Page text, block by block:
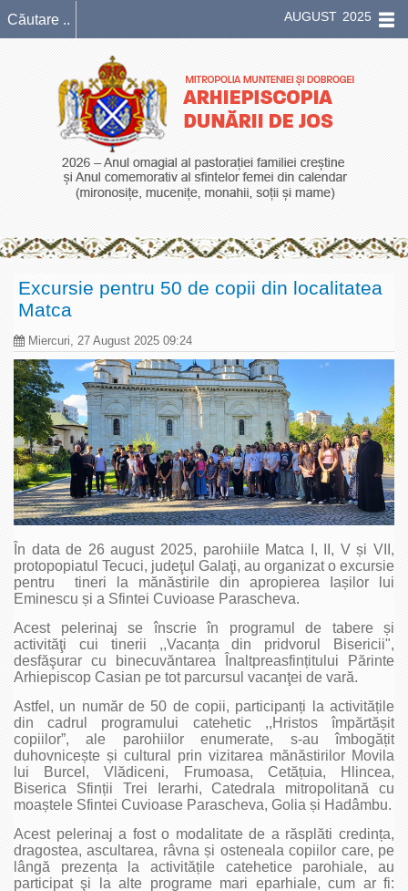
AUGUST 2025
Excursie pentru 50 de copii din localitatea
Matca
Miercuri, 27 August 2025 09:24
În data de 26 august 2025, parohiile Matca I, II, V și VII,
protopopiatul Tecuci, judeţul Galaţi, au organizat o excursie
pentru tineri la mănăstirile din apropierea Iașilor lui
Eminescu și a Sfintei Cuvioase Parascheva.
Acest pelerinaj se înscrie în programul de tabere și
activităţi cui tinerii ,,Vacanța din pridvorul Bisericii",
desfăşurar cu binecuvăntarea Înaltpreasfințitului Părinte
Arhiepiscop Casian pe tot parcursul vacanţei de vară.
Astfel, un număr de 50 de copii, participanți la activitățile
din cadrul programului catehetic ,,Hristos împărtășit
copiilor”, ale parohiilor enumerate, s-au îmbogățit
duhovnicește și cultural prin vizitarea mănăstirilor Movila
lui Burcel, Vlădiceni, Frumoasa, Cetățuia, Hlincea,
Biserica Sfinții Trei Ierarhi, Catedrala mitropolitană cu
moaștele Sfintei Cuvioase Parascheva, Golia și Hadâmbu.
Acest pelerinaj a fost o modalitate de a răsplăti credința,
dragostea, ascultarea, râvna și osteneala copiilor care, pe
lângă prezența la activitățile catehetice parohiale, au
participat şi la alte programe mari eparhiale, cum ar fi: